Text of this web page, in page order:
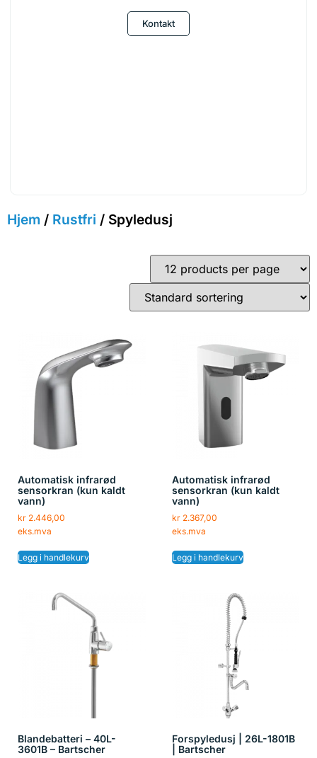
Kontakt
Hjem / Rustfri / Spyledusj
Automatisk infrarød
sensorkran (kun kaldt
vann)
kr 2.446,00
eks.mva
Legg i handlekurv
Automatisk infrarød
sensorkran (kun kaldt
vann)
kr2.367,00
eks.mva
Legg i handlekurv
Blandebatteri – 40L-
3601B – Bartscher
Forspyledusj | 26L-1801B
| Bartscher